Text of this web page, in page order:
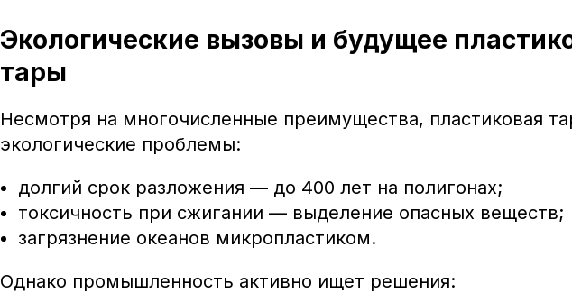
Экологические вызовы и будущее
тары
Несмотря на многочисленные преимущества, пластиковая
экологические проблемы:
долгий срок разложения — до 400 лет на полигонах;
токсичность при сжигании — выделение опасных веществ;
загрязнение океанов микропластиком.
Однако промышленность активно ищет решения: